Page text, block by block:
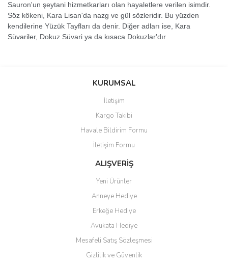
Sauron'un şeytani hizmetkarları olan hayaletlere verilen isimdir.
Söz kökeni, Kara Lisan'da nazg ve gûl sözleridir. Bu yüzden
kendilerine Yüzük Tayfları da denir. Diğer adları ise, Kara
Süvariler, Dokuz Süvari ya da kısaca Dokuzlar'dır
Bu ürüne ilk yorumu siz yapın!
Ürün resmi kalitesiz, bozuk veya görüntülenemiyor.
Ürün açıklamasında eksik bilgiler bulunuyor.
Ürün bilgilerinde hatalar bulunuyor.
Ürün fiyatı diğer sitelerden daha pahalı.
Bu ürüne benzer farklı alternatifler olmalı.
Gönder
ulaştı. Satış sonrasında
iletişimde hiç zorlanmadım.
alışverişinde yaşadığım en iyi
KURUMSAL
İletişim
Kargo Takibi
Havale Bildirim Formu
İletişim Formu
ALIŞVERİŞ
Yeni Ürünler
Anneye Hediye
Erkeğe Hediye
Avukata Hediye
Mesafeli Satış Sözleşmesi
Gizlilik ve Güvenlik